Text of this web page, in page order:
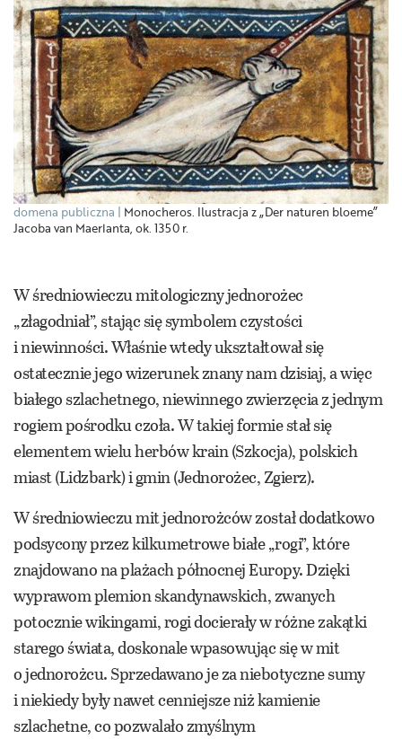
domena publiczna Monocheros. Ilustracja z „Der naturen bloeme”
Jacoba van Maerlanta, ok. 1350 r.
W średniowieczu mitologiczny jednorożec
„złagodniał”, stając się symbolem czystości
i niewinności. Właśnie wtedy ukształtował się
ostatecznie jego wizerunek znany nam dzisiaj, a więc
białego szlachetnego, niewinnego zwierzęcia z jednym
rogiem pośrodku czoła. W takiej formie stał się
elementem wielu herbów krain (Szkocja), polskich
miast (Lidzbark) i gmin (Jednorożec, Zgierz).
W średniowieczu mit jednorożców został dodatkowo
podsycony przez kilkumetrowe białe „rogi”, które
znajdowano na plażach północnej Europy. Dzięki
wyprawom plemion skandynawskich, zwanych
potocznie wikingami, rogi docierały w różne zakątki
starego świata, doskonale wpasowując się w mit
o jednorożcu. Sprzedawano je za niebotyczne sumy
i niekiedy były nawet cenniejsze niż kamienie
szlachetne, co pozwalało zmyślnym